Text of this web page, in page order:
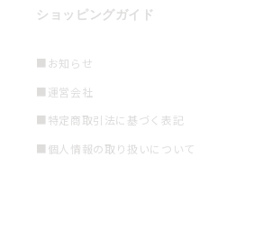
ショッピングガイド
■お知らせ
■運営会社
■特定商取引法に基づく表記
■個人情報の取り扱いについて